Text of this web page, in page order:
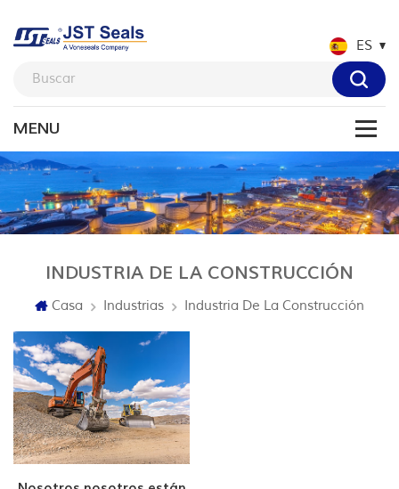
ES
INDUSTRIA DE LA CONSTRUCCIÓN
Casa Industrias Industria De La Construcción